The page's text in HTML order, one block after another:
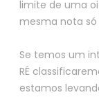
limite de uma
mesma nota
Se temos um
RÉ
estamos